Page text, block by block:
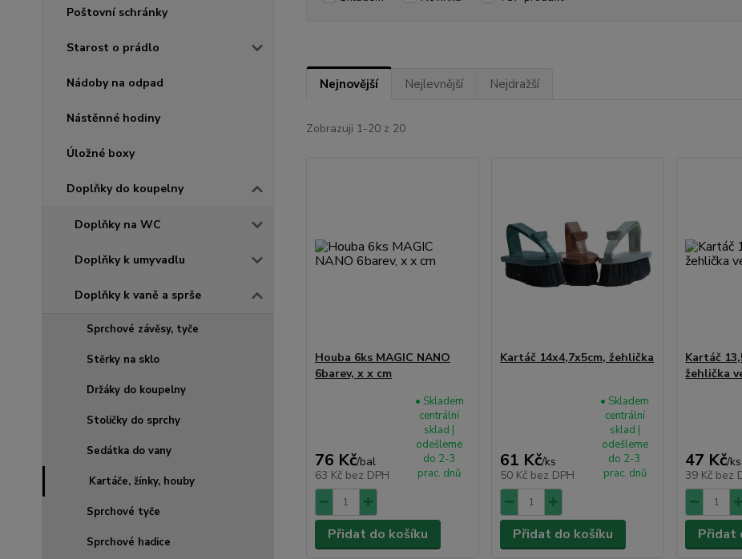
Poštovní schránky
Starost o prádlo
Nádoby na odpad
Nástěnné hodiny
Úložné boxy
Doplňky do koupelny
Doplňky na WC
Doplňky k umyvadlu
Doplňky k vaně a sprše
Sprchové závěsy, tyče
Stěrky na sklo
Držáky do koupelny
Stoličky do sprchy
Sedátka do vany
Kartáče, žínky, houby
Sprchové tyče
Sprchové hadice
Nejnovější Nejlevnější Nejdražší
Zobrazuji 1-20 z 20
Houba 6ks MAGIC NANO
6barev, x x cm
76 Kč/bal
63 Kč bez DPH
• Skladem
centrální
sklad |
odešleme
do 2-3
prac. dnů
Přidat do košíku
Kartáč 14x4,7x5cm, žehlička
61 Kč/ks
50 Kč bez DPH
• Skladem
centrální
sklad |
odešleme
do 2-3
prac. dnů
Přidat do košíku
Kartáč
žehlička
47 Kč/ks
39 Kč bez
Přidat